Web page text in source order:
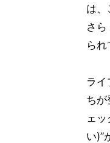
は、
さ
られ
ライ
ちが
ェ
い)”